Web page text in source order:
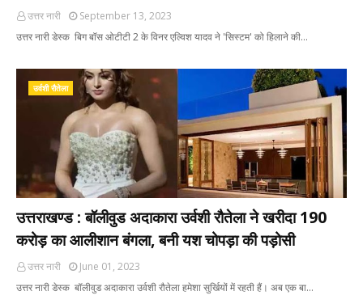
उत्तर नारी
September 13, 2023
उत्तर नारी डेस्क बिग बॉस ओटीटी 2 के विनर एल्विश यादव ने 'सिस्टम' को हिलाने की…
उर्वशी रौतेला
उत्तराखण्ड : बॉलीवुड अदाकारा उर्वशी रौतेला ने खरीदा 190
करोड़ का आलीशान बंगला, बनी यश चोपड़ा की पड़ोसी
उत्तर नारी
June 01, 2023
उत्तर नारी डेस्क बॉलीवुड अदाकारा उर्वशी रौतेला हमेशा सुर्खियों में रहती हैं। अब एक बा…